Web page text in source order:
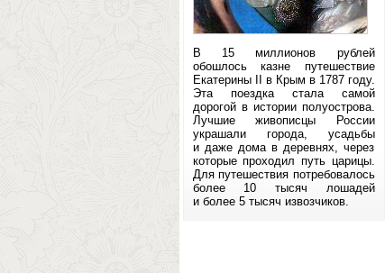
В 15 миллионов рублей
обошлось казне путешествие
Екатерины II в Крым в 1787 году.
Эта поездка стала самой
дорогой в истории полуострова.
Лучшие живописцы России
украшали города, усадьбы
и даже дома в деревнях, через
которые проходил путь царицы.
Для путешествия потребовалось
более 10 тысяч лошадей
и более 5 тысяч извозчиков.